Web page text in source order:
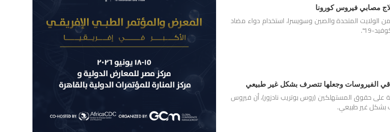
مصابي فيروس كورونا
الولايت المتحدة والصين وسويسرا، استخدام دواء مضاد
19".
باقي الفيروسات وجعلها تتصرف بشكل غير طبيعي
على حقوق المستهلكين (روس بوتريب نادزور)، أن فيروس